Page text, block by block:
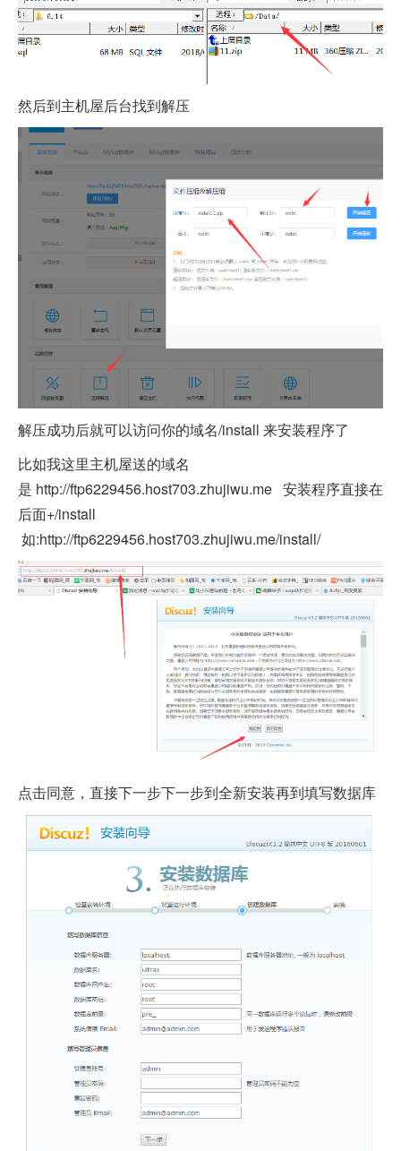
然后到主机屋后台找到解压
解压成功后就可以访问你的域名/install 来安装程序了
比如我这里主机屋送的域名
是 http://ftp6229456.host703.zhujiwu.me 安装程序直接在
后面+/install
如:http://ftp6229456.host703.zhujiwu.me/install/
点击同意，直接下一步下一步到全新安装再到填写数据库